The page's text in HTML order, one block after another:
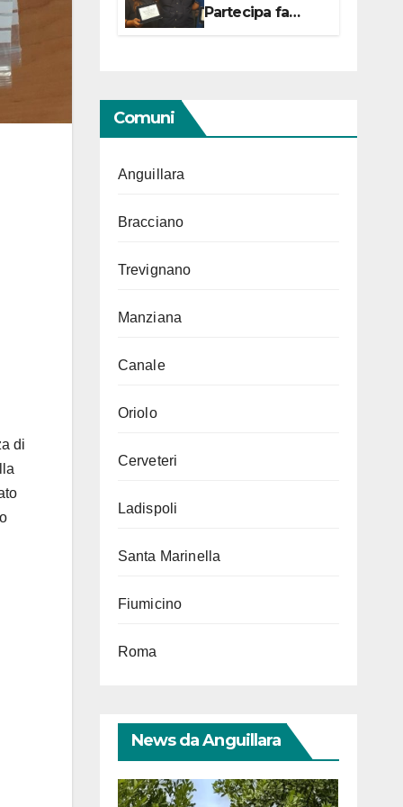
di
Partecipa fa
centro con due
Comuni
Anguillara
Bracciano
Trevignano
Manziana
Canale
Oriolo
Cerveteri
Ladispoli
Santa Marinella
Fiumicino
Roma
News da Anguillara